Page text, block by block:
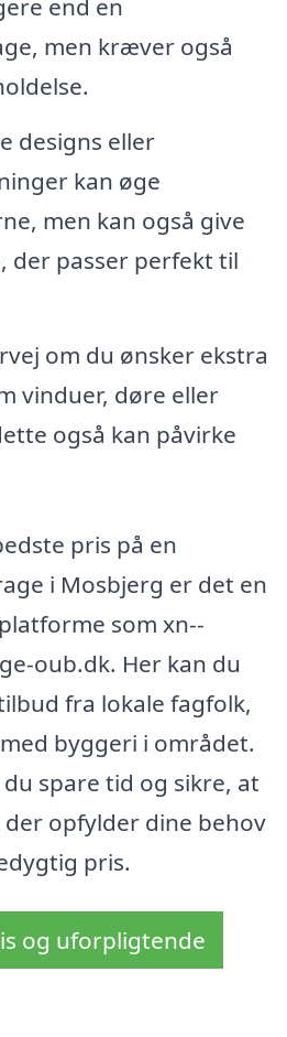
end en
men kræver også
designs eller
kan øge
men kan også give
der passer perfekt til
om du ønsker ekstra
vinduer, døre eller
også kan påvirke
pris på en
i Mosbjerg er det en
som xn--
oub.dk. Her kan du
fra lokale fagfolk,
byggeri i området.
spare tid og sikre, at
opfylder dine behov
pris.
og uforpligtende